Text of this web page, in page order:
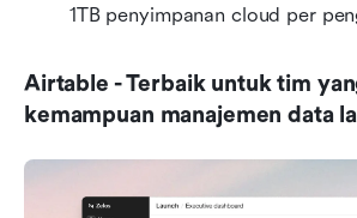
1TB penyimpanan cloud per
Airtable - Terbaik untuk tim
kemampuan manajemen data